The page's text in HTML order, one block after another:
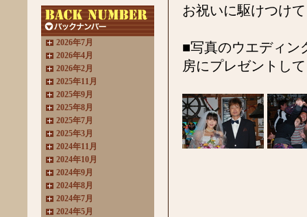
2026年7月
2026年4月
2026年2月
2025年11月
2025年9月
2025年8月
2025年7月
2025年3月
2024年11月
2024年10月
2024年9月
2024年8月
2024年7月
2024年5月
お祝いに駆けつけ
■写真のウエディン
房にプレゼントし